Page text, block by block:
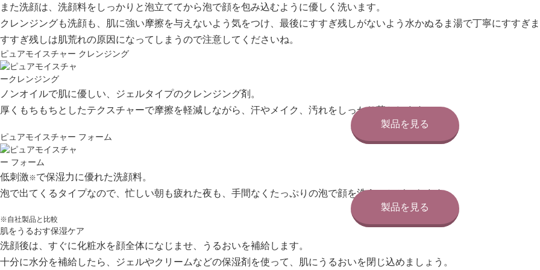
また洗顔は、洗顔料をしっかりと泡立ててから泡で顔を包み込むように優しく洗います。
クレンジングも洗顔も、肌に強い摩擦を与えないよう気をつけ、最後にすすぎ残しがないよう水かぬるま湯で丁寧にすすぎ
すすぎ残しは肌荒れの原因 になってしまうので注意してくださいね。
ピュアモイスチャー クレンジング
ノンオイルで肌に優しい、ジェルタイプのクレンジング剤。
厚くもちもちとしたテクスチャーで摩擦を軽減しながら、汗やメイク、汚れをしっかり落とします。
製品を見る
ピュアモイスチャー フォーム
低刺激※で保湿力に優れた洗顔料。
泡で出てくるタイプなので、忙しい朝も疲れた夜も、手間なくたっぷりの泡で顔を洗うことができます。
製品を見る
※自社製品と比較
肌をうるおす保湿ケア
洗顔後は、すぐに化粧水を顔全体になじませ、うるおいを補給します。
十分に水分を補給したら、ジェルやクリームなどの保湿剤を使って、肌にうるおいを閉じ込めましょう。